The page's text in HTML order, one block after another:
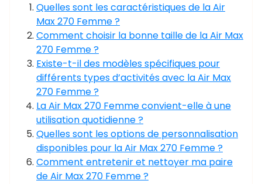
Quelles sont les caractéristiques de la Air
Max 270 Femme ?
Comment choisir la bonne taille de la Air Max
270 Femme ?
Existe-t-il des modèles spécifiques pour
différents types d’activités avec la Air Max
270 Femme ?
La Air Max 270 Femme convient-elle à une
utilisation quotidienne ?
Quelles sont les options de personnalisation
disponibles pour la Air Max 270 Femme ?
Comment entretenir et nettoyer ma paire
de Air Max 270 Femme ?